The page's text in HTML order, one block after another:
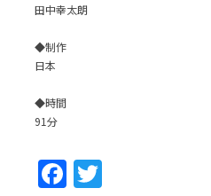
田中幸太朗
◆制作
日本
◆時間
91分
Facebook
Twitter